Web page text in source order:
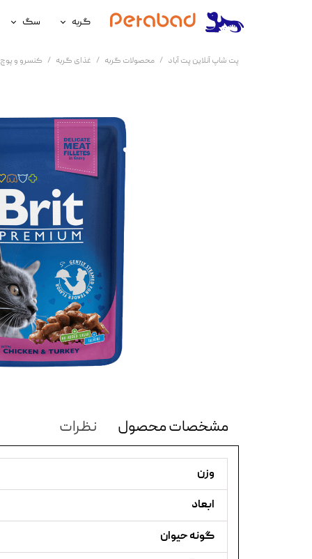
گربه
غذای گربه
آرایشی و بهداشتی گربه
سگ
پت شاپ آنلاین پت آباد محصولات گربه غذای گربه کنسرو و
مشخصات محصول نظرات
وزن
ابعاد
گونه حیوان